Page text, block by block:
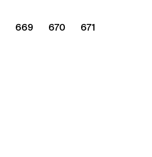
669 670 671